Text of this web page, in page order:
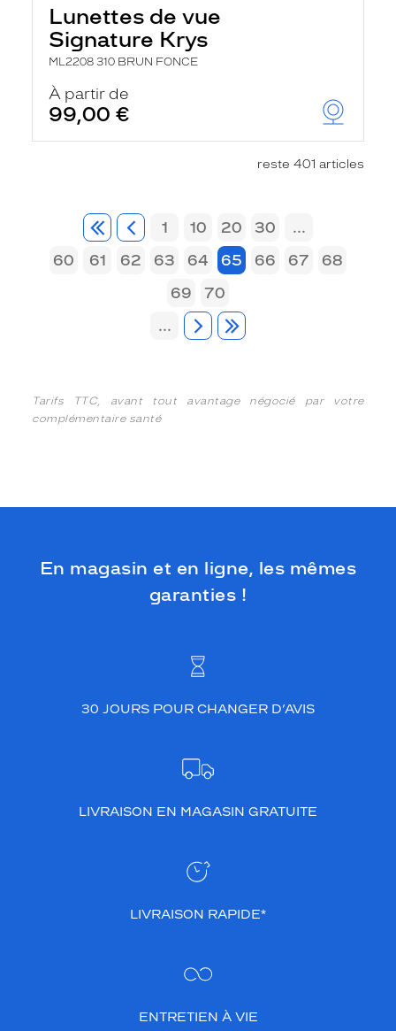
Lunettes de vue
Signature Krys
ML2208 310 BRUN FONCE
À partir de
99,00 €
reste 401 articles
1 10 20 30
...
60
61 62 63 64 65 66 67
68
69
70
...
Tarifs TTC, avant tout avantage négocié par votre
complémentaire santé
En magasin et en ligne, les mêmes
garanties !
30 JOURS POUR CHANGER D’AVIS
LIVRAISON EN MAGASIN GRATUITE
LIVRAISON RAPIDE*
ENTRETIEN À VIE